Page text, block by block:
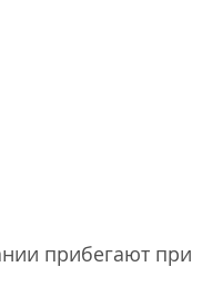
прибегают при